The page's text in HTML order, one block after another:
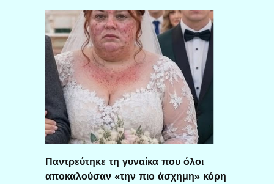
Παντρεύτηκε τη γυναίκα που όλοι
αποκαλούσαν «την πιο άσχημη» κόρη